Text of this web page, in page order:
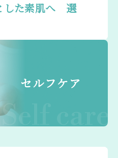
した素肌へ 選
Self care
セルフケア